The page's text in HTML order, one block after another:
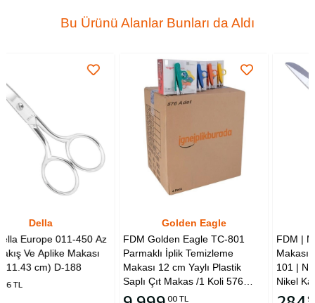
Bu Ürünü Alanlar Bunları da Aldı
Az
FDM Golden Eagle TC-801
Parmaklı İplik Temizleme
Makası 12 cm Yaylı Plastik
Saplı Çıt Makas /1 Koli 576
FDM | Merze | İplik
Makası | Kumaş Makası |
101 | No:5 Inch | 12.7 cm |
Nikel Kaplama